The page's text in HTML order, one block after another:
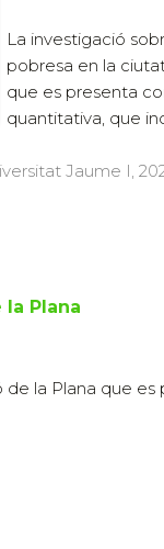
La investigació
pobresa en la
que es presenta
quantitativa, que
Jaume I,
Plana
la Plana que